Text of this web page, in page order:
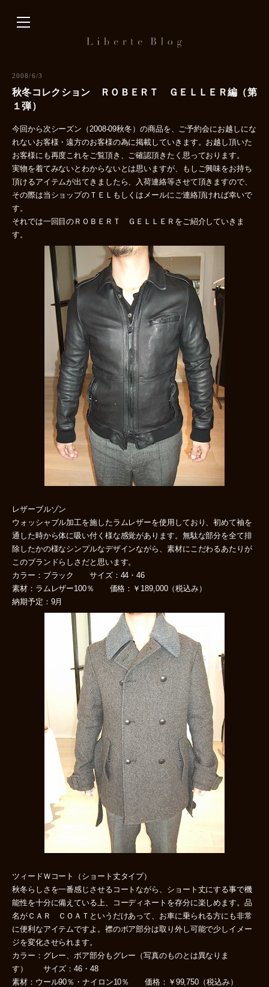
プ
2008/6/3
秋冬コレクション ＲＯＢＥＲＴ ＧＥＬＬＥＲ編（第
１弾）
今回から次シーズン（2008-09秋冬）の商品を、ご予約会にお越しにな
れないお客様・遠方のお客様の為に掲載していきます。お越し頂いた
お客様にも再度これをご覧頂き、ご確認頂きたく思っております。
実物を着てみないとわからないとは思いますが、もしご興味をお持ち
頂けるアイテムが出てきましたら、入荷連絡等させて頂きますので、
その際は当ショップのＴＥＬもしくはメールにご連絡頂ければ幸いで
す。
それでは一回目のＲＯＢＥＲＴ ＧＥＬＬＥＲをご紹介していきま
す。
レザーブルゾン
ウォッシャブル加工を施したラムレザーを使用しており、初めて袖を
通した時から体に吸い付く様な感覚があります。無駄な部分を全て排
除したかの様なシンプルなデザインながら、素材にこだわるあたりが
このブランドらしさだと思います。
カラー：ブラック サイズ：44・46
素材：ラムレザー100％ 価格：￥189,000（税込み）
納期予定：9月
ツィードＷコート（ショート丈タイプ）
秋冬らしさを一番感じさせるコートながら、ショート丈にする事で機
能性を十分に備えている上、コーディネートを存分に楽しめます。品
名がＣＡＲ ＣＯＡＴというだけあって、お車に乗られる方にも非常
に便利なアイテムですよ。襟のボア部分は取り外し可能で少しイメー
ジを変化させられます。
カラー：グレー、ボア部分もグレー（写真のものとは異なりま
す） サイズ：46・48
素材：ウール90％・ナイロン10％ 価格：￥99,750（税込み）